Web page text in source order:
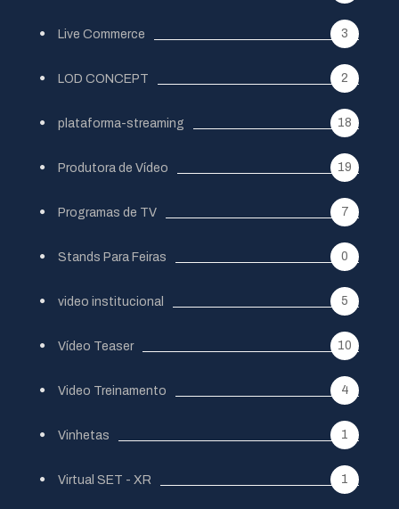
Live Commerce 3
LOD CONCEPT 2
plataforma-streaming 18
Produtora de Vídeo 19
Programas de TV 7
Stands Para Feiras 0
video institucional 5
Vídeo Teaser 10
Video Treinamento 4
Vinhetas 1
Virtual SET - XR 1